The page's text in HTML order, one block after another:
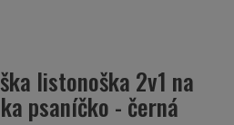
listonoška 2v1 na
psaníčko - černá